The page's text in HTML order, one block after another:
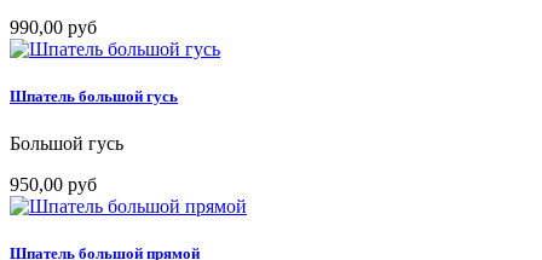
990,00 руб
Шпатель большой гусь
Большой гусь
950,00 руб
Шпатель большой прямой